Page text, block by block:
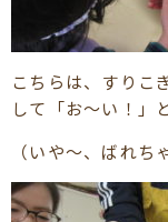
こちらは、すりこ
して「お～い！」
（いや～、ばれち